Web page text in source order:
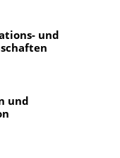
und
und